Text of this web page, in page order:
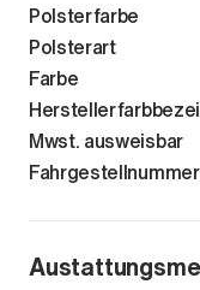
Polsterfarbe
Polsterart
Farbe
Mwst. ausweisbar
Fahrgestellnummer